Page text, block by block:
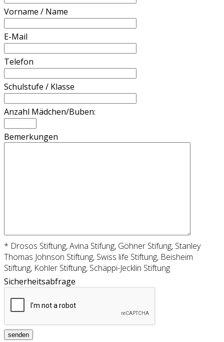
Vorname / Name
E-Mail
Telefon
Schulstufe / Klasse
Anzahl Mädchen/Buben:
Bemerkungen
* Drosos Stiftung, Avina Stifung, Göhner Stifung, Stanley
Thomas Johnson Stiftung, Swiss life Stiftung, Beisheim
Stiftung, Kohler Stiftung, Schäppi-Jecklin Stiftung
Sicherheitsabfrage